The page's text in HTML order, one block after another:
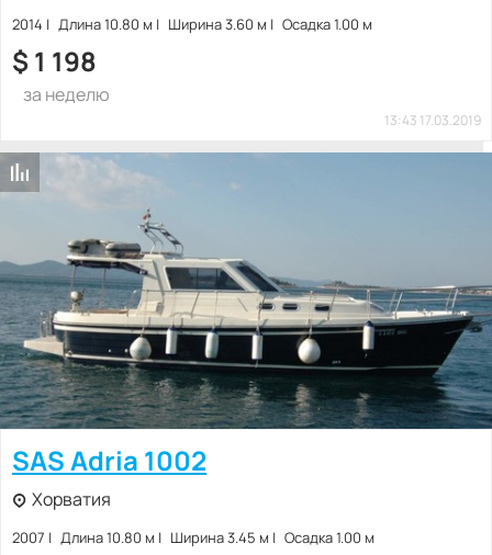
2014 Длина 10.80 м Ширина 3.60 м Осадка 1.00 м
$ 1 198
за неделю
13:43 17.03.2019
SAS Adria 1002
Хорватия
2007 Длина 10.80 м Ширина 3.45 м Осадка 1.00 м